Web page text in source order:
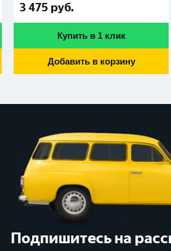
3 475 руб.
Купить в 1 клик
Добавить в корзину
Подпишитесь на